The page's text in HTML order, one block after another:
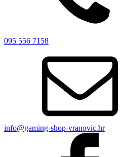
095 556 7158
info@gaming-shop-vranovic.hr